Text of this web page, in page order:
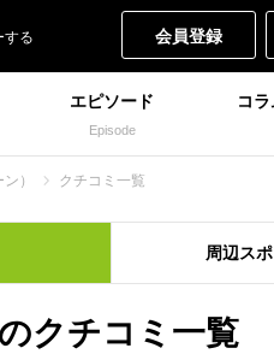
会員登録
エピソード
Episode
コ
） クチコミ一覧
周辺 ス
クチコミ一覧